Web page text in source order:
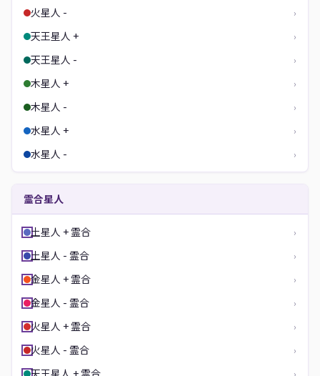
火星人 - ›
天王星人 + ›
天王星人 - ›
木星人 + ›
木星人 - ›
水星人 + ›
水星人 - ›
霊合星人
土星人 + 霊合 ›
土星人 - 霊合 ›
金星人 + 霊合 ›
金星人 - 霊合 ›
火星人 + 霊合 ›
火星人 - 霊合 ›
天王星人 + 霊合 ›